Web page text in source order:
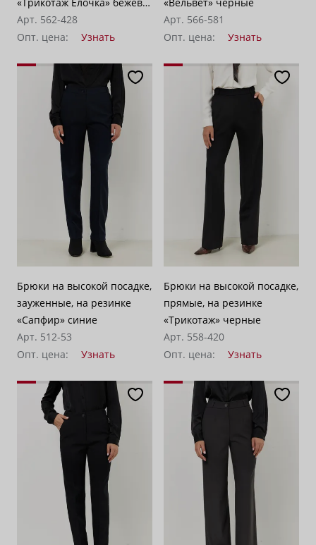
«Трикотаж Ёлочка» бежево-
серые
Арт. 562-428
Опт. цена:
Узнать
«Вельвет» черные
Арт. 566-581
Опт. цена:
Узнать
Брюки на высокой посадке,
зауженные, на резинке
«Сапфир» синие
Арт. 512-53
Опт. цена:
Узнать
Брюки на высокой посадке,
прямые, на резинке
«Трикотаж» черные
Арт. 558-420
Опт. цена:
Узнать